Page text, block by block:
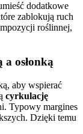
dodatkowe
zablokują ruch
roślinnej,
a osłonką
aby wspierać
cyrkulację
Typowy margines
Dzięki temu